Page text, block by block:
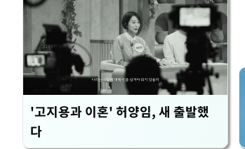
'고지용과 이혼' 허양임, 새 출발했
다